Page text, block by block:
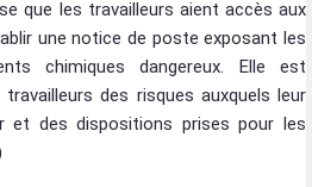
que les travailleurs aient accès aux
une notice de poste exposant les
chimiques dangereux. Elle est
des risques auxquels leur
et des dispositions prises pour les